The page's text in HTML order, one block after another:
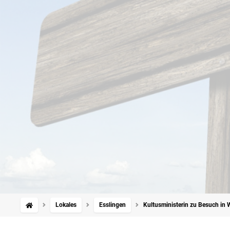
Lokales Esslingen Kultusministerin zu Besuch in